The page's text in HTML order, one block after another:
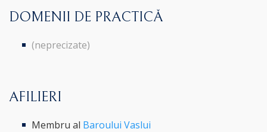
DOMENII DE PRACTICĂ
(neprecizate)
AFILIERI
Membru al Baroului Vaslui